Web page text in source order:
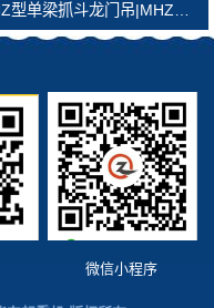
MHZ型单梁抓斗龙门吊|MHZ型抓斗龙门吊
微信小程序